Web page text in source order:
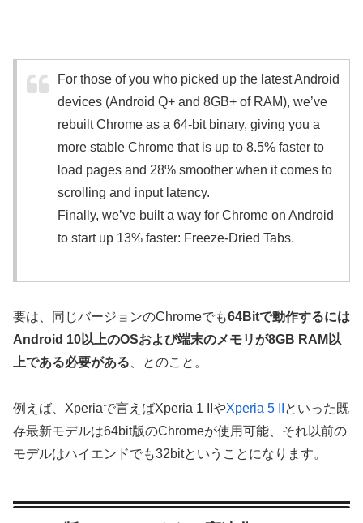
For those of you who picked up the latest Android
devices (Android Q+ and 8GB+ of RAM), we’ve
rebuilt Chrome as a 64-bit binary, giving you a
more stable Chrome that is up to 8.5% faster to
load pages and 28% smoother when it comes to
scrolling and input latency.
Finally, we’ve built a way for Chrome on Android
to start up 13% faster: Freeze-Dried Tabs.
要は、同じバージョンのChromeでも64Bitで動作するには
Android 10以上のOSおよび端末のメモリが8GB RAM以
上である必要がある 、とのこと。
例えば、Xperiaで言えばXperia 1 IIやXperia 5 II
といった既
存最新モデルは64bit版のChromeが使用可能、それ以前の
モデルはハイエンドでも32bitということになります。